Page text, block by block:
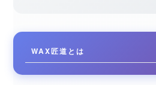
WAX匠道とは